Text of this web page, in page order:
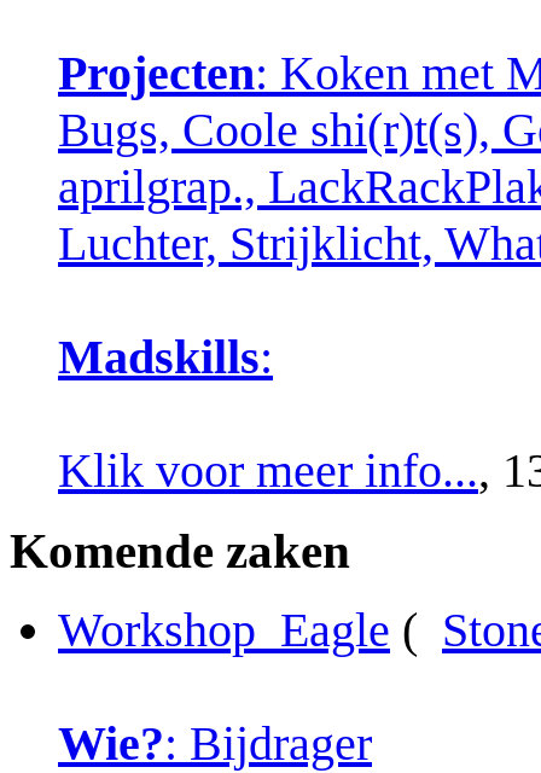
Projecten: Koken met
Bugs, Coole shi(r)t(s),
aprilgrap.,
Luchter, Strijklicht,
Madskills:
Klik voor meer info...,
Komende zaken
Workshop_Eagle (
Wie?: Bijdrager